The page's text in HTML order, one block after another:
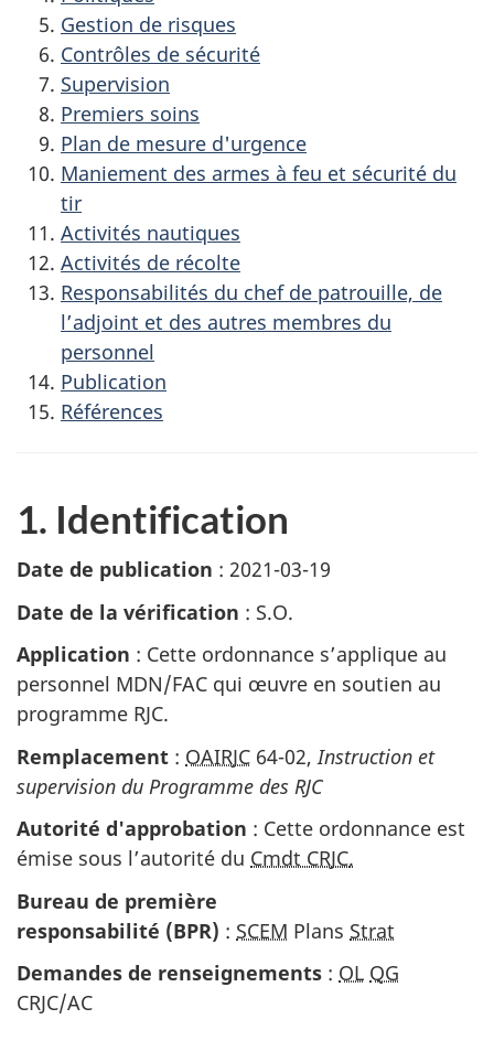
Gestion de risques
Contrôles de sécurité
Supervision
Premiers soins
Plan de mesure d'urgence
Maniement des armes à feu et sécurité du
tir
Activités nautiques
Activités de récolte
Responsabilités du chef de patrouille, de
l’adjoint et des autres membres du
personnel
Publication
Références
1. Identification
Date de publication : 2021-03-19
Date de la vérification : S.O.
Application : Cette ordonnance s’applique au
personnel MDN/FAC qui œuvre en soutien au
programme RJC.
Remplacement : OAIRJC 64-02, Instruction et
supervision du Programme des RJC
Autorité d'approbation : Cette ordonnance est
émise sous l’autorité du Cmdt CRJC.
Bureau de première
responsabilité (BPR) : SCEM Plans Strat
Demandes de renseignements : OL QG
CRJC/AC